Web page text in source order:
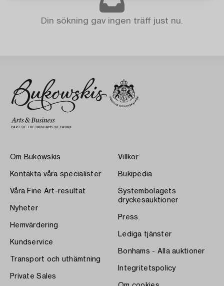
Din sökning gav ingen träff just nu.
Om Bukowskis
Kontakta våra specialister
Våra Fine Art-resultat
Nyheter
Hemvärdering
Kundservice
Transport och uthämtning
Private Sales
Villkor
Bukipedia
Systembolagets
dryckesauktioner
Press
Lediga tjänster
Bonhams - Alla auktioner
Integritetspolicy